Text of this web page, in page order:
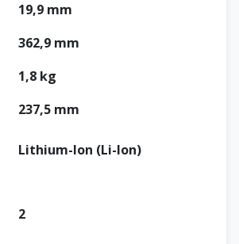
19,9 mm
362,9 mm
1,8 kg
237,5 mm
Lithium-Ion (Li-Ion)
2